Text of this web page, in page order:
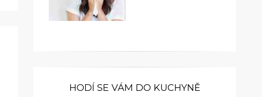
HODÍ SE VÁM DO KUCHYNĚ